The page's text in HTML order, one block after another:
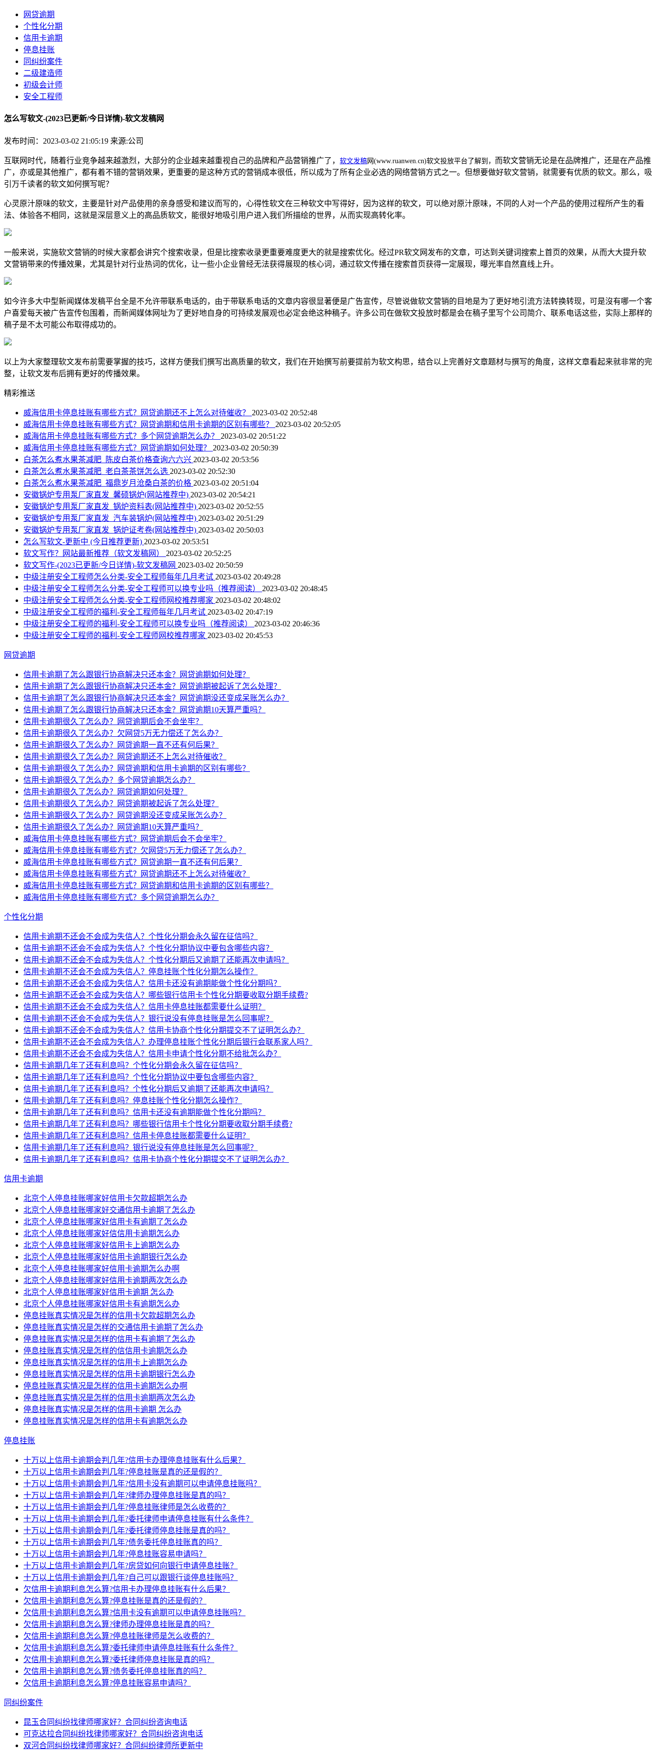
网贷逾期
个性化分期
信用卡逾期
停息挂账
同纠纷案件
二级建造师
初级会计师
安全工程师
怎么写软文-(2023已更新/今日详情)-软文发稿网
发布时间：2023-03-02 21:05:19 来源:公司
互联网时代，随着行业竞争越来越激烈，大部分的企业越来越重视自己的品牌和产品营销推广了， 软文发稿网(www.ruanwen.cn)软文投放平台了解到， 而软文营销无论是在品牌推广，还是在产品推
广，亦或是其他推广，都有着不错的营销效果，更重要的是这种方式的营销成本很低，所以成为了所有企业必选的网络营销方式之一。但想要做好软文营销，就需要有优质的软文。那么，吸
引万千读者的软文如何撰写呢？
心灵原汁原味的软文，主要是针对产品使用的亲身感受和建议而写的，心得性软文在三种软文中写得好，因为这样的软文，可以绝对原汁原味，不同的人对一个产品的使用过程所产生的看
法、体验各不相同，这就是深层意义上的高品质软文，能很好地吸引用户进入我们所描绘的世界，从而实现高转化率。
一般来说，实施软文营销的时候大家都会讲究个搜索收录，但是比搜索收录更重要难度更大的就是搜索优化。经过PR软文网发布的文章，可达到关键词搜索上首页的效果，从而大大提升软
文营销带来的传播效果，尤其是针对行业热词的优化，让一些小企业曾经无法获得展现的核心词，通过软文传播在搜索首页获得一定展现，曝光率自然直线上升。
如今许多大中型新闻媒体发稿平台全是不允许带联系电话的，由于带联系电话的文章内容很显著便是广告宣传，尽管说做软文营销的目地是为了更好地引流方法转换转现，可是沒有哪一个客
户喜爱每天被广告宣传包围着，而新闻媒体网址为了更好地自身的可持续发展观也必定会绝这种稿子。许多公司在做软文投放时都是会在稿子里写个公司简介、联系电话这些，实际上那样的
稿子是不太可能公布取得成功的。
以上为大家整理软文发布前需要掌握的技巧，这样方便我们撰写出高质量的软文，我们在开始撰写前要提前为软文构思，结合以上完善好文章题材与撰写的角度，这样文章看起来就非常的完
整，让软文发布后拥有更好的传播效果。
精彩推送
威海信用卡停息挂账有哪些方式？网贷逾期还不上怎么对待催收？ 2023-03-02 20:52:48
威海信用卡停息挂账有哪些方式？网贷逾期和信用卡逾期的区别有哪些？ 2023-03-02 20:52:05
威海信用卡停息挂账有哪些方式？多个网贷逾期怎么办？ 2023-03-02 20:51:22
威海信用卡停息挂账有哪些方式？网贷逾期如何处理？ 2023-03-02 20:50:39
白茶怎么煮水果茶减肥_陈皮白茶价格查询六六兴 2023-03-02 20:53:56
白茶怎么煮水果茶减肥_老白茶茶饼怎么选 2023-03-02 20:52:30
白茶怎么煮水果茶减肥_福鼎岁月沧桑白茶的价格 2023-03-02 20:51:04
安徽锅炉专用泵厂家直发_馨硕锅炉(网站推荐中) 2023-03-02 20:54:21
安徽锅炉专用泵厂家直发_锅炉资料表(网站推荐中) 2023-03-02 20:52:55
安徽锅炉专用泵厂家直发_汽车装锅炉(网站推荐中) 2023-03-02 20:51:29
安徽锅炉专用泵厂家直发_锅炉证考卷(网站推荐中) 2023-03-02 20:50:03
怎么写软文-更新中 (今日推荐更新) 2023-03-02 20:53:51
软文写作？网站最新推荐（软文发稿网） 2023-03-02 20:52:25
软文写作-(2023已更新/今日详情)-软文发稿网 2023-03-02 20:50:59
中级注册安全工程师怎么分类-安全工程师每年几月考试 2023-03-02 20:49:28
中级注册安全工程师怎么分类-安全工程师可以换专业吗（推荐阅读） 2023-03-02 20:48:45
中级注册安全工程师怎么分类-安全工程师网校推荐哪家 2023-03-02 20:48:02
中级注册安全工程师的福利-安全工程师每年几月考试 2023-03-02 20:47:19
中级注册安全工程师的福利-安全工程师可以换专业吗（推荐阅读） 2023-03-02 20:46:36
中级注册安全工程师的福利-安全工程师网校推荐哪家 2023-03-02 20:45:53
网贷逾期
信用卡逾期了怎么跟银行协商解决只还本金？网贷逾期如何处理？
信用卡逾期了怎么跟银行协商解决只还本金？网贷逾期被起诉了怎么处理？
信用卡逾期了怎么跟银行协商解决只还本金？网贷逾期没还变成呆账怎么办？
信用卡逾期了怎么跟银行协商解决只还本金？网贷逾期10天算严重吗？
信用卡逾期很久了怎么办？网贷逾期后会不会坐牢？
信用卡逾期很久了怎么办？欠网贷5万无力偿还了怎么办？
信用卡逾期很久了怎么办？网贷逾期一直不还有何后果？
信用卡逾期很久了怎么办？网贷逾期还不上怎么对待催收？
信用卡逾期很久了怎么办？网贷逾期和信用卡逾期的区别有哪些？
信用卡逾期很久了怎么办？多个网贷逾期怎么办？
信用卡逾期很久了怎么办？网贷逾期如何处理？
信用卡逾期很久了怎么办？网贷逾期被起诉了怎么处理？
信用卡逾期很久了怎么办？网贷逾期没还变成呆账怎么办？
信用卡逾期很久了怎么办？网贷逾期10天算严重吗？
威海信用卡停息挂账有哪些方式？网贷逾期后会不会坐牢？
威海信用卡停息挂账有哪些方式？欠网贷5万无力偿还了怎么办？
威海信用卡停息挂账有哪些方式？网贷逾期一直不还有何后果？
威海信用卡停息挂账有哪些方式？网贷逾期还不上怎么对待催收？
威海信用卡停息挂账有哪些方式？网贷逾期和信用卡逾期的区别有哪些？
威海信用卡停息挂账有哪些方式？多个网贷逾期怎么办？
个性化分期
信用卡逾期不还会不会成为失信人？个性化分期会永久留在征信吗？
信用卡逾期不还会不会成为失信人？个性化分期协议中要包含哪些内容？
信用卡逾期不还会不会成为失信人？个性化分期后又逾期了还能再次申请吗？
信用卡逾期不还会不会成为失信人？停息挂账个性化分期怎么操作？
信用卡逾期不还会不会成为失信人？信用卡还没有逾期能做个性化分期吗？
信用卡逾期不还会不会成为失信人？哪些银行信用卡个性化分期要收取分期手续费?
信用卡逾期不还会不会成为失信人？信用卡停息挂账都需要什么证明？
信用卡逾期不还会不会成为失信人？银行说没有停息挂账是怎么回事呢？
信用卡逾期不还会不会成为失信人？信用卡协商个性化分期提交不了证明怎么办？
信用卡逾期不还会不会成为失信人？办理停息挂账个性化分期后银行会联系家人吗？
信用卡逾期不还会不会成为失信人？信用卡申请个性化分期不给批怎么办？
信用卡逾期几年了还有利息吗？个性化分期会永久留在征信吗？
信用卡逾期几年了还有利息吗？个性化分期协议中要包含哪些内容？
信用卡逾期几年了还有利息吗？个性化分期后又逾期了还能再次申请吗？
信用卡逾期几年了还有利息吗？停息挂账个性化分期怎么操作？
信用卡逾期几年了还有利息吗？信用卡还没有逾期能做个性化分期吗？
信用卡逾期几年了还有利息吗？哪些银行信用卡个性化分期要收取分期手续费?
信用卡逾期几年了还有利息吗？信用卡停息挂账都需要什么证明？
信用卡逾期几年了还有利息吗？银行说没有停息挂账是怎么回事呢？
信用卡逾期几年了还有利息吗？信用卡协商个性化分期提交不了证明怎么办？
信用卡逾期
北京个人停息挂账哪家好信用卡欠款超期怎么办
北京个人停息挂账哪家好交通信用卡逾期了怎么办
北京个人停息挂账哪家好信用卡有逾期了怎么办
北京个人停息挂账哪家好信信用卡逾期怎么办
北京个人停息挂账哪家好信用卡上逾期怎么办
北京个人停息挂账哪家好信用卡逾期银行怎么办
北京个人停息挂账哪家好信用卡逾期怎么办啊
北京个人停息挂账哪家好信用卡逾期两次怎么办
北京个人停息挂账哪家好信用卡逾期 怎么办
北京个人停息挂账哪家好信用卡有逾期怎么办
停息挂账真实情况是怎样的信用卡欠款超期怎么办
停息挂账真实情况是怎样的交通信用卡逾期了怎么办
停息挂账真实情况是怎样的信用卡有逾期了怎么办
停息挂账真实情况是怎样的信信用卡逾期怎么办
停息挂账真实情况是怎样的信用卡上逾期怎么办
停息挂账真实情况是怎样的信用卡逾期银行怎么办
停息挂账真实情况是怎样的信用卡逾期怎么办啊
停息挂账真实情况是怎样的信用卡逾期两次怎么办
停息挂账真实情况是怎样的信用卡逾期 怎么办
停息挂账真实情况是怎样的信用卡有逾期怎么办
停息挂账
十万以上信用卡逾期会判几年?信用卡办理停息挂账有什么后果？
十万以上信用卡逾期会判几年?停息挂账是真的还是假的？
十万以上信用卡逾期会判几年?信用卡没有逾期可以申请停息挂账吗？
十万以上信用卡逾期会判几年?律师办理停息挂账是真的吗？
十万以上信用卡逾期会判几年?停息挂账律师是怎么收费的？
十万以上信用卡逾期会判几年?委托律师申请停息挂账有什么条件？
十万以上信用卡逾期会判几年?委托律师停息挂账是真的吗？
十万以上信用卡逾期会判几年?债务委托停息挂账真的吗？
十万以上信用卡逾期会判几年?停息挂账容易申请吗？
十万以上信用卡逾期会判几年?房贷如何向银行申请停息挂账？
十万以上信用卡逾期会判几年?自己可以跟银行谈停息挂账吗？
欠信用卡逾期利息怎么算?信用卡办理停息挂账有什么后果？
欠信用卡逾期利息怎么算?停息挂账是真的还是假的？
欠信用卡逾期利息怎么算?信用卡没有逾期可以申请停息挂账吗？
欠信用卡逾期利息怎么算?律师办理停息挂账是真的吗？
欠信用卡逾期利息怎么算?停息挂账律师是怎么收费的？
欠信用卡逾期利息怎么算?委托律师申请停息挂账有什么条件？
欠信用卡逾期利息怎么算?委托律师停息挂账是真的吗？
欠信用卡逾期利息怎么算?债务委托停息挂账真的吗？
欠信用卡逾期利息怎么算?停息挂账容易申请吗？
同纠纷案件
昆玉合同纠纷找律师哪家好？合同纠纷咨询电话
可克达拉合同纠纷找律师哪家好？合同纠纷咨询电话
双河合同纠纷找律师哪家好？合同纠纷律师所更新中